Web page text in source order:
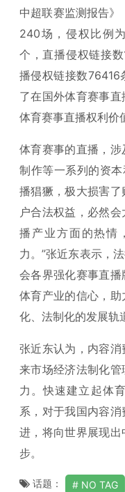
中超联赛监测报告
240场，侵权比例
个，直播侵权链接
播侵权链接数76416
了在国外体育赛事
体育赛事直播权利价
体育赛事的直播，
制作等一系列的资
播猖獗，极大损害
户合法权益，必然
播产业方面的热情
力。”张近东表示，
会各界强化赛事直
体育产业的信心，
化、法制化的发展轨
张近东认为，内容
来市场经济法制化
力。快速建立起体
系，对于我国内容
进，将向世界展现
步。
话题： NO TAG